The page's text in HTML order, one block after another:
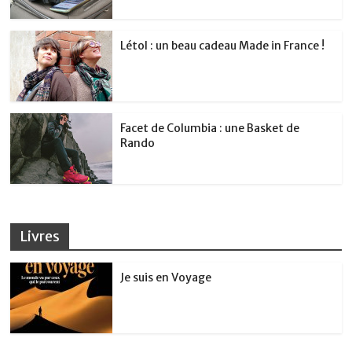
Létol : un beau cadeau Made in France !
Facet de Columbia : une Basket de
Rando
Livres
Je suis en Voyage